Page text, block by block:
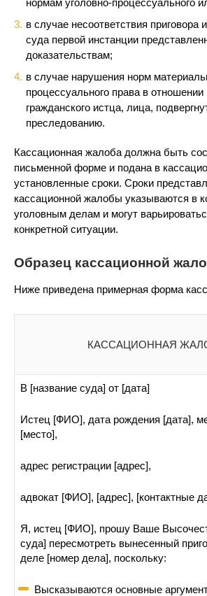
нормам уголовно-процессуального
в случае несоответствия приговора
суда первой инстанции
доказательствам;
в случае нарушения норм
процессуального права в отношении
гражданского истца, лица,
преследованию.
Кассационная жалоба должна быть
письменной форме и подана в
установленные сроки. Сроки
кассационной жалобы указываются в
уголовным делам и могут
конкретной ситуации.
Образец кассационной
Ниже приведена примерная форма
КАССАЦИОННАЯ
В [название суда] от [дата]
Истец [ФИО], дата рождения [дата],
[место],
адрес регистрации [адрес],
адвокат [ФИО], [адрес], [контактные
Я, истец [ФИО], прошу Ваше
суда] пересмотреть вынесенный
деле [номер дела], поскольку:
Высказываются основные